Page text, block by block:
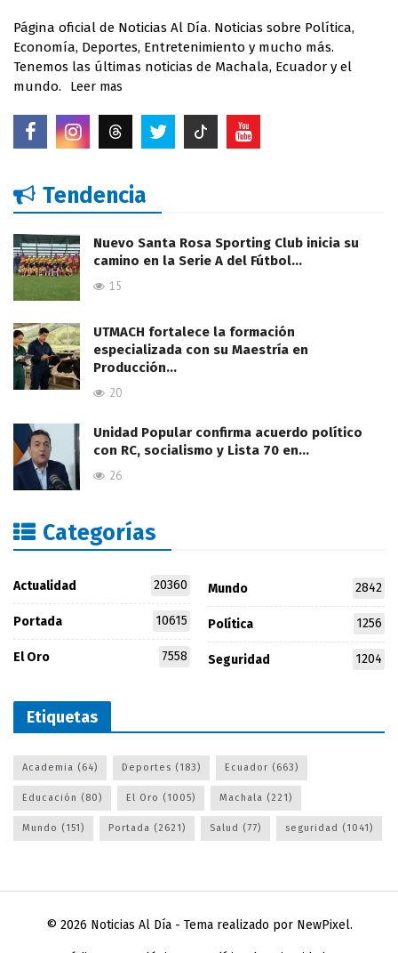
Página oficial de Noticias Al Día. Noticias sobre Política,
Economía, Deportes, Entretenimiento y mucho más.
Tenemos las últimas noticias de Machala, Ecuador y el
mundo.
Leer mas
Tendencia
Nuevo Santa Rosa Sporting Club inicia su
camino en la Serie A del Fútbol…
15
UTMACH fortalece la formación
especializada con su Maestría en
Producción…
20
Unidad Popular confirma acuerdo político
con RC, socialismo y Lista 70 en…
26
Categorías
Actualidad 20360
Portada 10615
El Oro 7558
Mundo 2842
Política 1256
Seguridad 1204
Etiquetas
Academia (64) Deportes (183) Ecuador (663)
Educación (80) El Oro (1005) Machala (221)
Mundo (151) Portada (2621) Salud (77) seguridad (1041)
© 2026 Noticias Al Día- Tema realizado por NewPixel.